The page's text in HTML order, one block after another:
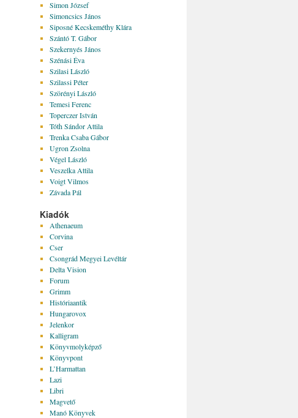
Simon József
Simoncsics János
Siposné Kecskeméthy Klára
Szántó T. Gábor
Szekernyés János
Szénási Éva
Szilasi László
Szilassi Péter
Szörényi László
Temesi Ferenc
Toperczer István
Tóth Sándor Attila
Trenka Csaba Gábor
Ugron Zsolna
Végel László
Veszelka Attila
Voigt Vilmos
Závada Pál
Kiadók
Athenaeum
Corvina
Cser
Csongrád Megyei Levéltár
Delta Vision
Forum
Grimm
Históriaantik
Hungarovox
Jelenkor
Kalligram
Könyvmolyképző
Könyvpont
L’Harmattan
Lazi
Libri
Magvető
Manó Könyvek